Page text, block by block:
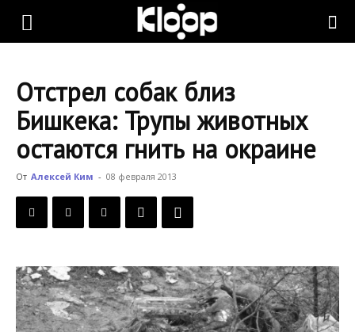
KLOOP.KG
Новости
Кыргызстана
Отстрел собак близ
Бишкека: Трупы животных
остаются гнить на окраине
От Алексей Ким - 08 февраля 2013